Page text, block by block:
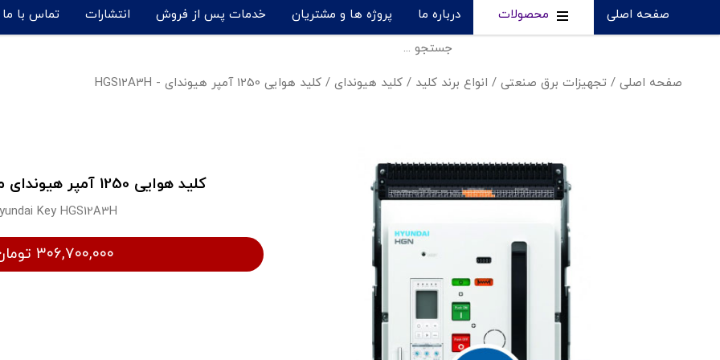
صفحه اصلی محصولات درباره ما پروژه ها و مشتریان خدمات پس از فروش انتشارات تماس با ما
صفحه اصلی / تجهیزات برق صنعتی / انواع برند کلید / کلید هیوندای / کلید هوایی 1250 آمپر هیوندای - HGS12A3H
کلید هوایی 1250 آمپر هیوندای مدل HGS12A3H
Key HGS12A3H
۳۰۶,۷۰۰,۰۰۰ تومان